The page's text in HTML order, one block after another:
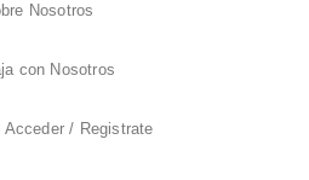
Nosotros
con Nosotros
Acceder / Registrate